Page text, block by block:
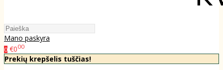
Mano paskyra
0 €000
Prekių krepšelis tuščias!